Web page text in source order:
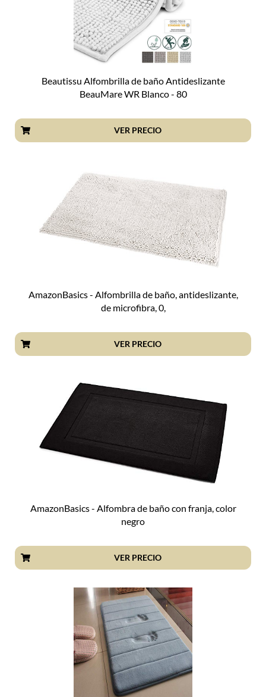
Beautissu Alfombrilla de baño Antideslizante
BeauMare WR Blanco - 80
VER PRECIO
AmazonBasics - Alfombrilla de baño, antideslizante,
de microfibra, 0,
VER PRECIO
AmazonBasics - Alfombra de baño con franja, color
negro
VER PRECIO